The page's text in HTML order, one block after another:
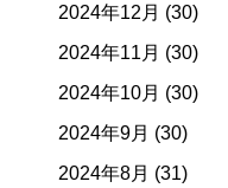
2024年12月 (30)
2024年11月 (30)
2024年10月 (30)
2024年9月 (30)
2024年8月 (31)